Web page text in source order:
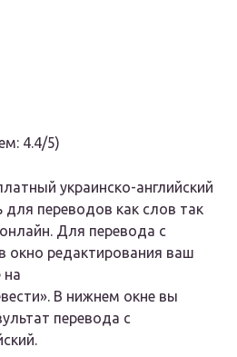
4.4/5)
украинско-английский
для переводов как слов так
Для перевода с
окно редактирования ваш
на
В нижнем окне вы
перевода с